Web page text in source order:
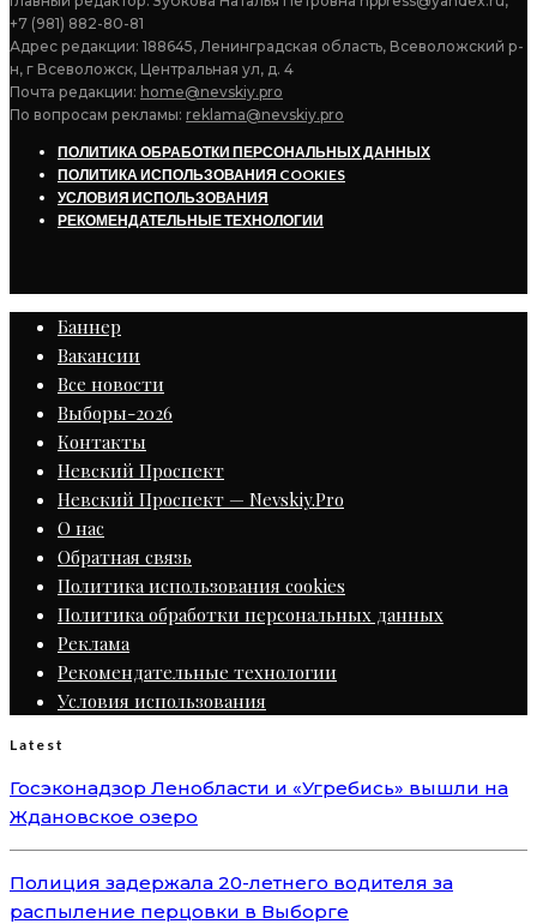
+7 (981) 882-80-81
Адрес редакции: 188645, Ленинградская область, Всеволожский р-
н, г Всеволожск, Центральная ул, д. 4
Почта редакции: home@nevskiy.pro
По вопросам рекламы: reklama@nevskiy.pro
ПОЛИТИКА ОБРАБОТКИ ПЕРСОНАЛЬНЫХ ДАННЫХ
ПОЛИТИКА ИСПОЛЬЗОВАНИЯ COOKIES
УСЛОВИЯ ИСПОЛЬЗОВАНИЯ
РЕКОМЕНДАТЕЛЬНЫЕ ТЕХНОЛОГИИ
Баннер
Вакансии
Все новости
Выборы-2026
Контакты
Невский Проспект
Невский Проспект — Nevskiy.Pro
О нас
Обратная связь
Политика использования cookies
Политика обработки персональных данных
Реклама
Рекомендательные технологии
Условия использования
Latest
Госэконадзор Ленобласти и «Угребись» вышли на
Ждановское озеро
Полиция задержала 20-летнего водителя за
распыление перцовки в Выборге